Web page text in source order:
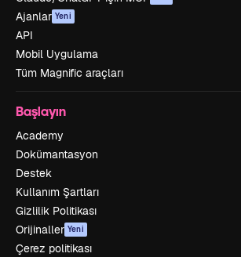
Ajanlar Yeni
API
Mobil Uygulama
Tüm Magnific araçları
Başlayın
Academy
Dokümantasyon
Destek
Kullanım Şartları
Gizlilik Politikası
Orijinaller Yeni
Çerez politikası